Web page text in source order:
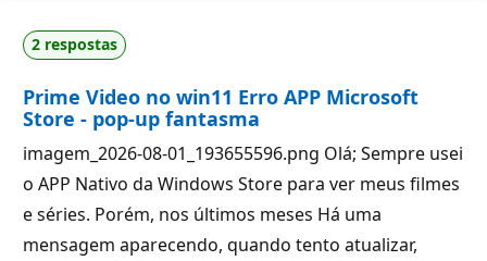
p
u
t
ç
o
s
d
e
e
p
u
t
a
ã
o
2 respostas
Prime Video no win11 Erro APP Microsoft
Store - pop-up fantasma
imagem_2026-08-01_193655596.png Olá; Sempre usei
o APP Nativo da Windows Store para ver meus filmes
e séries. Porém, nos últimos meses Há uma
mensagem aparecendo, quando tento atualizar,